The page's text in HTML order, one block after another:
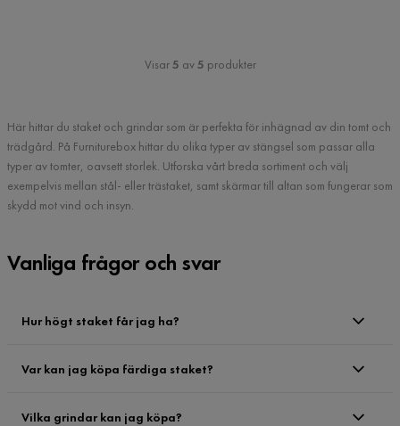
Visar5 av5 produkter
Här hittar du staket och grindar som är perfekta för inhägnad av din tomt och
trädgård. På Furniturebox hittar du olika typer av stängsel som passar alla
typer av tomter, oavsett storlek. Utforska vårt breda sortiment och välj
exempelvis mellan stål- eller trästaket, samt skärmar till altan som fungerar som
skydd mot vind och insyn.
Vanliga frågor och svar
Hur högt staket får jag ha?
Var kan jag köpa färdiga staket?
Vilka grindar kan jag köpa?